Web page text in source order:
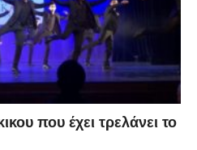
που έχει τρελάνει το